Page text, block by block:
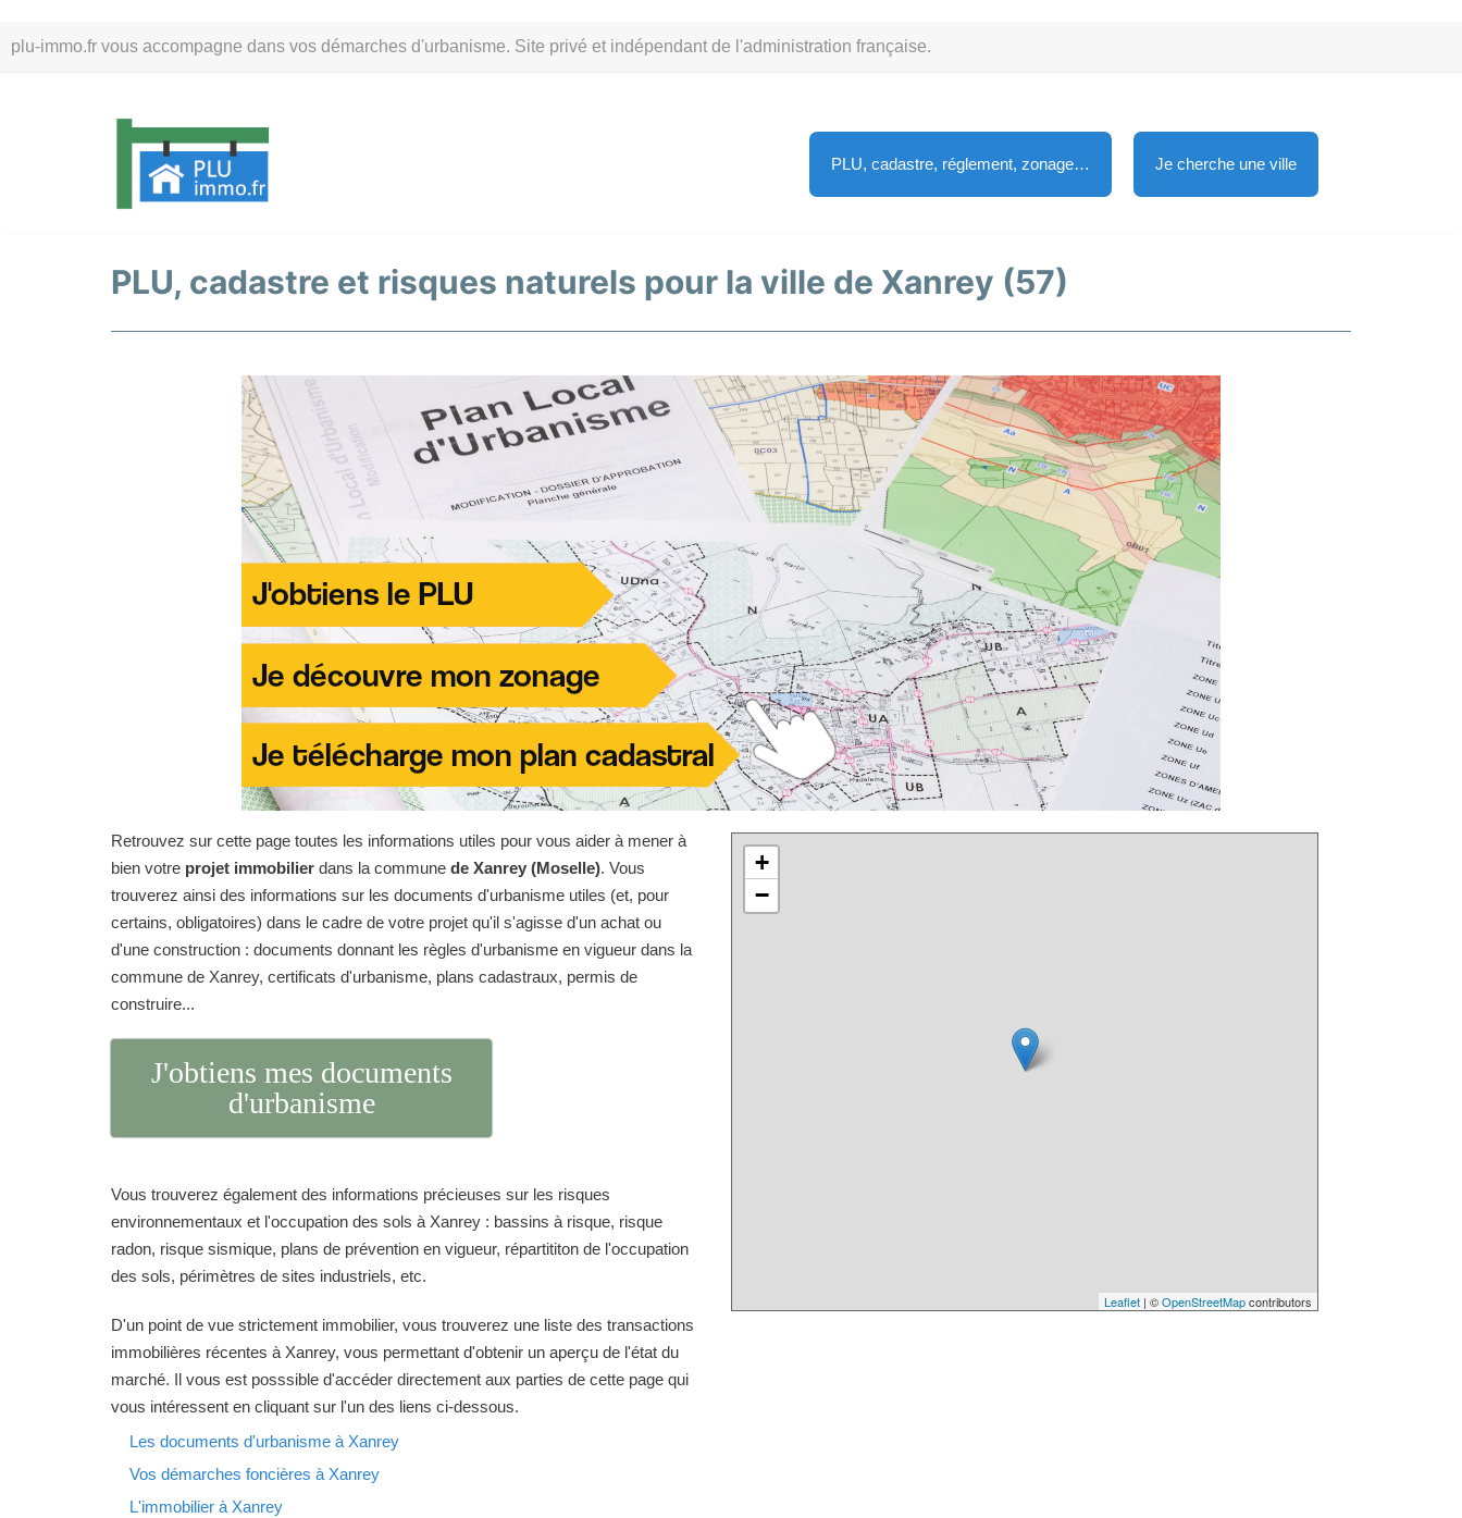
plu-immo.fr vous accompagne dans vos démarches d'urbanisme. Site privé et indépendant de l'administration française.
au
PLU, cadastre, réglement, zonage… Je cherche une ville
PLU, cadastre et risques naturels pour la ville de Xanrey (57)
Retrouvez sur cette page toutes les informations utiles pour vous aider à mener à
bien votre projet immobilier dans la commune de Xanrey (Moselle). Vous
trouverez ainsi des informations sur les documents d'urbanisme utiles (et, pour
certains, obligatoires) dans le cadre de votre projet qu'il s'agisse d'un achat ou
d'une construction : documents donnant les règles d'urbanisme en vigueur dans la
commune de Xanrey, certificats d'urbanisme, plans cadastraux, permis de
construire...
J'obtiens mes documents
d'urbanisme
Vous trouverez également des informations précieuses sur les risques
environnementaux et l'occupation des sols à Xanrey : bassins à risque, risque
radon, risque sismique, plans de prévention en vigueur, répartititon de l'occupation
des sols, périmètres de sites industriels, etc.
D'un point de vue strictement immobilier, vous trouverez une liste des transactions
immobilières récentes à Xanrey, vous permettant d'obtenir un aperçu de l'état du
marché. Il vous est posssible d'accéder directement aux parties de cette page qui
vous intéressent en cliquant sur l'un des liens ci-dessous.
Les documents d'urbanisme à Xanrey
Vos démarches foncières à Xanrey
L'immobilier à Xanrey
+
−
Leaflet | ©OpenStreetMapcontributors